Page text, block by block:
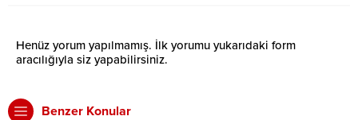
Henüz yorum yapılmamış. İlk yorumu yukarıdaki form
aracılığıyla siz yapabilirsiniz.
Benzer Konular